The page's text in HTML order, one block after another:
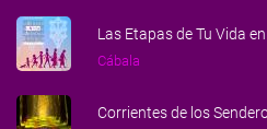
Las Etapas de Tu Vida
Cábala
Corrientes de los